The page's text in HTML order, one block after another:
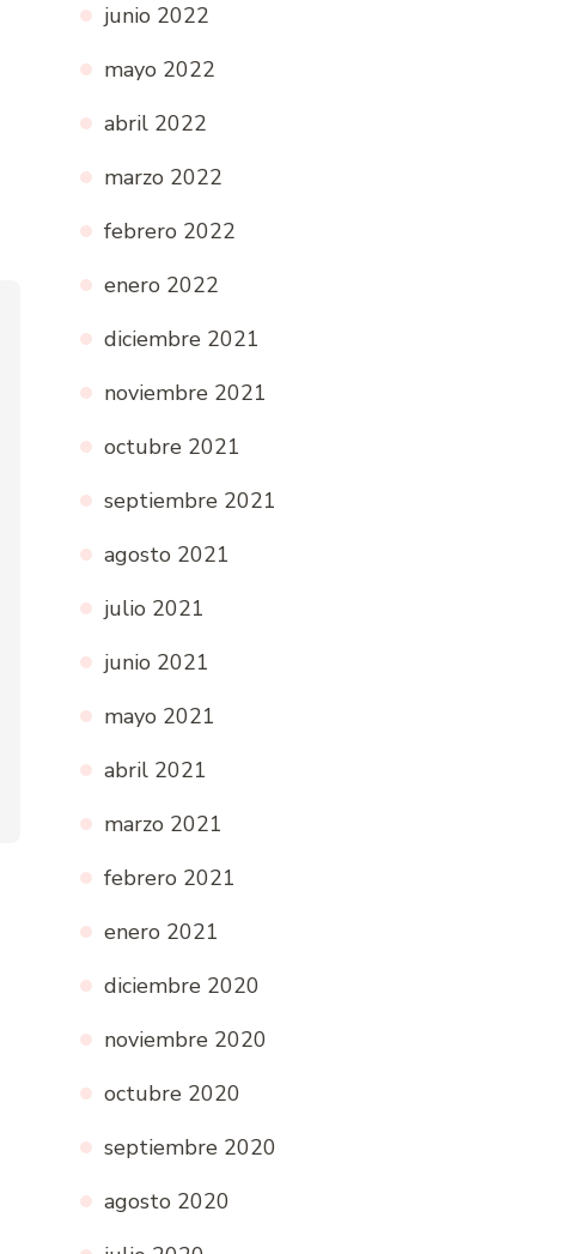
junio 2022
mayo 2022
abril 2022
marzo 2022
febrero 2022
enero 2022
diciembre 2021
noviembre 2021
octubre 2021
septiembre 2021
agosto 2021
julio 2021
junio 2021
mayo 2021
abril 2021
marzo 2021
febrero 2021
enero 2021
diciembre 2020
noviembre 2020
octubre 2020
septiembre 2020
agosto 2020